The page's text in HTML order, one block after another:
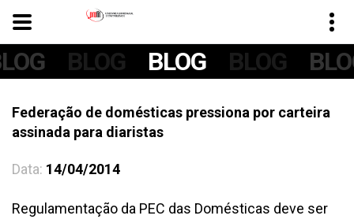
BLOG BLOG BLOG
Federação de domésticas pressiona por carteira
assinada para diaristas
Data: 14/04/2014
Regulamentação da PEC das Domésticas deve ser